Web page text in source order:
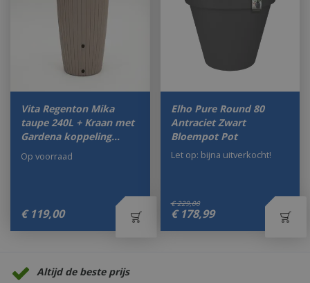
Vita Regenton Mika
taupe 240L + Kraan met
Gardena koppeling…
€ 119,00
Op voorraad
Elho Pure Round 80
Antraciet Zwart
Bloempot Pot
€ 229,00
€ 178,99
Let op: bijna uitverkocht!
Altijd de beste prijs